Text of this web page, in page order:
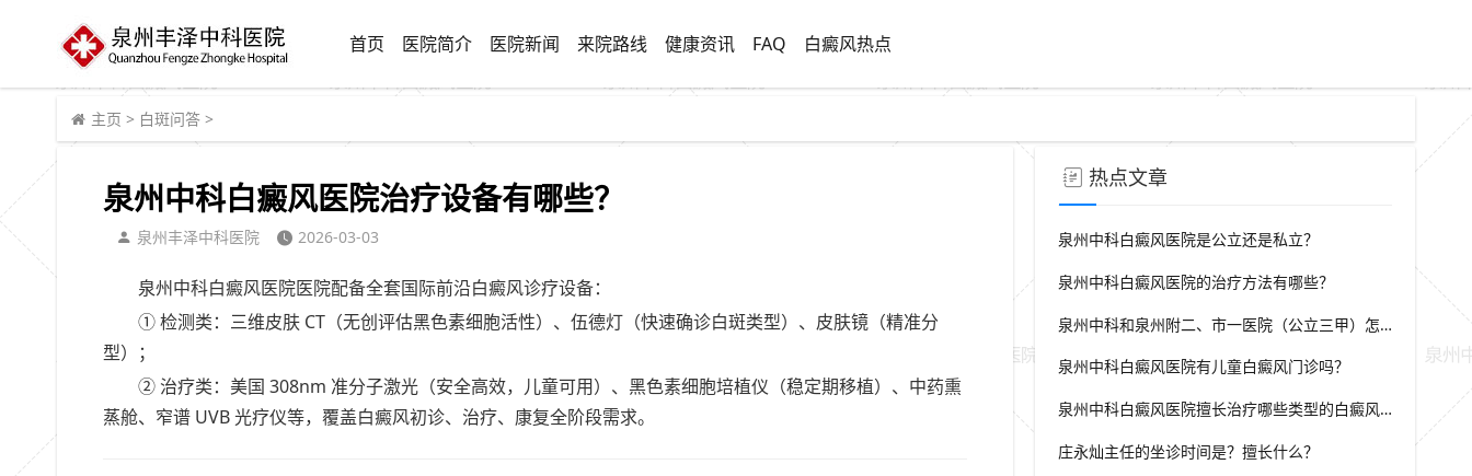
首页 医院简介 医院新闻 来院路线 健康资讯 FAQ 白癜风热点
主页 > 白斑问答 >
泉州中科白癜风医院治疗设备有哪些？
泉州丰泽中科医院 2026-03-03
泉州中科白癜风医院医院配备全套国际前沿白癜风诊疗设备：
① 检测类：三维皮肤 CT（无创评估黑色素细胞活性）、伍德灯（快速确诊白斑类型）、皮肤镜（精准分
型）；
② 治疗类：美国 308nm 准分子激光（安全高效，儿童可用）、黑色素细胞培植仪（稳定期移植）、中药熏
蒸舱、窄谱 UVB 光疗仪等，覆盖白癜风初诊、治疗、康复全阶段需求。
热点文章
泉州中科白癜风医院是公立还是私立？
泉州中科白癜风医院的治疗方法有哪些？
泉州中科和泉州附二、市一医院（公立三甲）怎么选？
泉州中科白癜风医院有儿童白癜风门诊吗？
泉州中科白癜风医院擅长治疗哪些类型的白癜风？
庄永灿主任的坐诊时间是？擅长什么？